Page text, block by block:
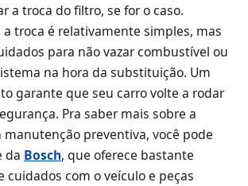
a troca do filtro, se for o caso.
a troca é relativamente simples, mas
para não vazar combustível ou
na hora da substituição. Um
garante que seu carro volte a rodar
Pra saber mais sobre a
preventiva, você pode
da Bosch, que oferece bastante
cuidados com o veículo e peças